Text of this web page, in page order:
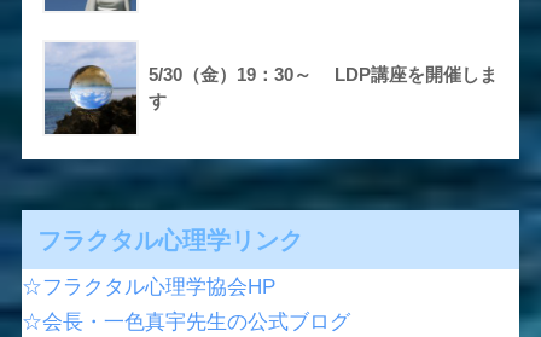
5/30（金）19：30～ LDP講座を開催しま
す
フラクタル心理学リンク
☆フラクタル心理学協会HP
☆会長・一色真宇先生の公式ブログ